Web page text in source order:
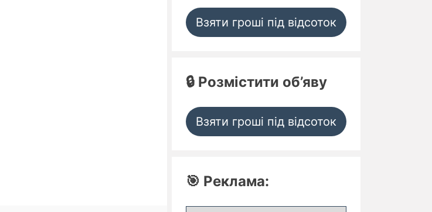
Взяти гроші під відсоток
🔒 Розмістити об’яву
Взяти гроші під відсоток
🎯 Реклама: